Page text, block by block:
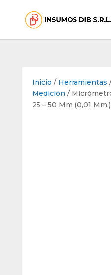
Inicio / Herramientas /
Medición /
25 – 50 Mm (0,01